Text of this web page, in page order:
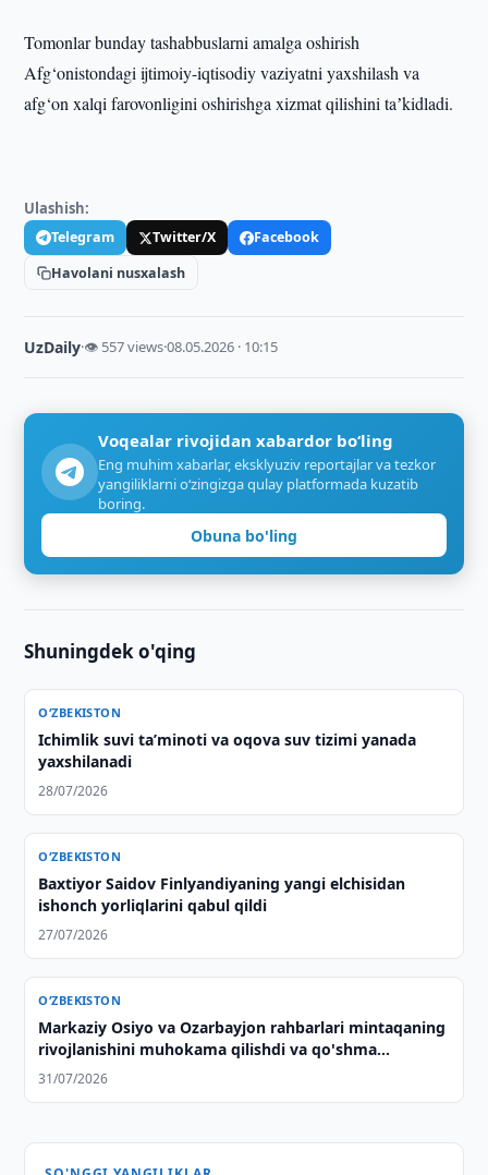
Tomonlar bunday tashabbuslarni amalga oshirish
Afg‘onistondagi ijtimoiy-iqtisodiy vaziyatni yaxshilash va
afg‘on xalqi farovonligini oshirishga xizmat qilishini taʼkidladi.
Ulashish:
Telegram Twitter/X
Facebook
Havolani nusxalash
UzDaily·👁 557 views·08.05.2026 · 10:15
Voqealar rivojidan xabardor bo‘ling
Eng muhim xabarlar, eksklyuziv reportajlar va tezkor
yangiliklarni o‘zingizga qulay platformada kuzatib
boring.
Obuna bo'ling
Shuningdek o'qing
O‘ZBEKISTON
Ichimlik suvi taʼminoti va oqova suv tizimi yanada
yaxshilanadi
28/07/2026
O‘ZBEKISTON
Baxtiyor Saidov Finlyandiyaning yangi elchisidan
ishonch yorliqlarini qabul qildi
27/07/2026
O‘ZBEKISTON
Markaziy Osiyo va Ozarbayjon rahbarlari mintaqaning
rivojlanishini muhokama qilishdi va qo'shma
deklaratsiya qabul qilishdi
31/07/2026